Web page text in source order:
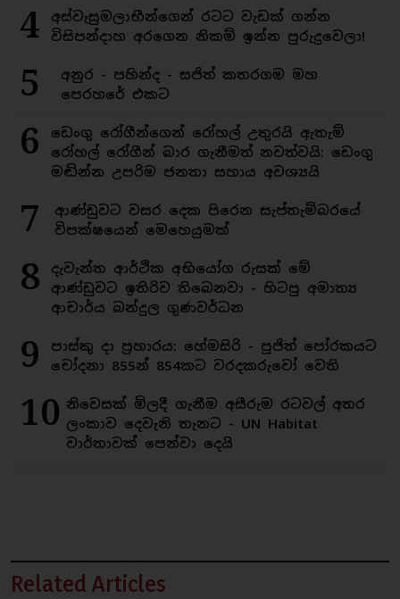
4
අස්වැසුමලාභීන්ගෙන් රටට වැඩක් ගන්න
විසිපන්දාහ අරගෙන නිකම් ඉන්න පුරුදුවෙලා!
5
අනුර - පහින්ද - සජිත් කතරගම මහ
පෙරහරේ එකට
6
ඩෙංගු රෝගීන්ගෙන් රෝහල් උතුරයි ඇතැම්
රෝහල් රෝගීන් බාර ගැනීමත් නවත්වයි: ඩෙංගු
මඬින්න උපරිම ජනතා සහාය අවශ්‍යයි
7
ආණ්ඩුවට වසර දෙක පිරෙන සැප්තැම්බරයේ
විපක්ෂයෙන් මෙහෙයුමක්
8
දැවැන්ත ආර්ථික අභියෝග රුසක් මේ
ආණ්ඩුවට ඉතිරිව තිබෙනවා - හිටපු අමාත්‍ය
ආචාර්ය බන්දුල ගුණවර්ධන
9
පාස්කු දා ප්‍රහාරය: හේමසිරි - පූජිත් පෝරකයට
චෝදනා 855න් 854කට වරදකරුවෝ වෙති
10 නිවෙසක් මිලදී ගැනීම අසීරුම රටවල් අතර
ලංකාව දෙවැනි තැනට - UN Habitat
වාර්තාවක් පෙන්වා දෙයි
Related Articles